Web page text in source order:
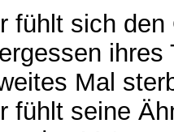
fühlt sich
ihres
Mal
fühlt seine